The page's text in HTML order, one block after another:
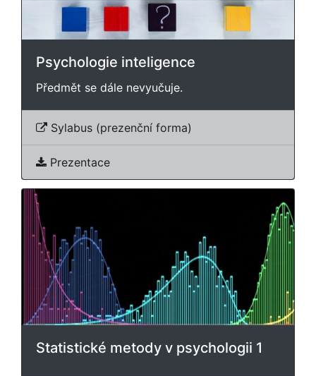
Psychologie inteligence
Předmět se dále nevyučuje.
Sylabus (prezenční forma)
Prezentace
Statistické metody v psychologii 1